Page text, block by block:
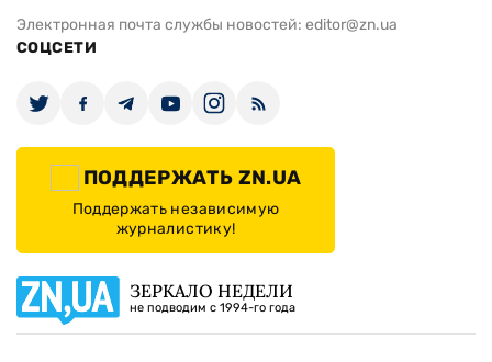
Электронная почта службы новостей: editor@zn.ua
СОЦСЕТИ
ПОДДЕРЖАТЬ ZN.UA
Поддержать независимую
журналистику!
ЗЕРКАЛО НЕДЕЛИ
не подводим с 1994-го года